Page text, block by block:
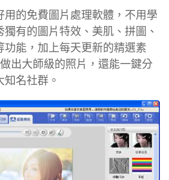
用的免費圖片處理軟體，不用學
有的圖片特效、美肌、拼圖、
功能，加上每天更新的精選素
出大師級的照片，還能一鍵分
名社群。